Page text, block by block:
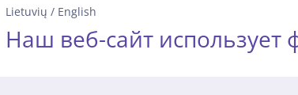
Lietuvių / English
Наш веб-сайт использует